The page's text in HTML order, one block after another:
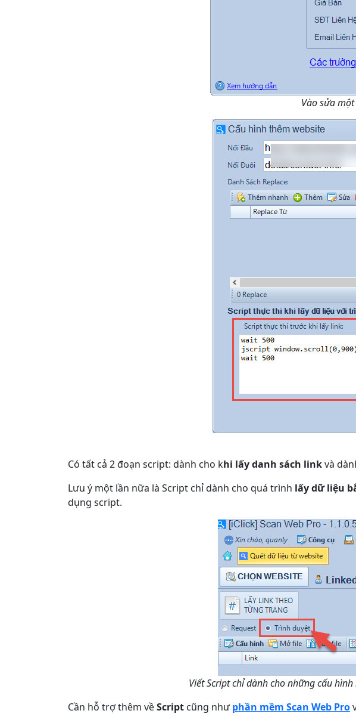
Vào sửa
Có tất cả 2 đoạn script: dành cho khi lấy danh sách linkvà
Lưu ý một lần nữa là Script chỉ dành cho quá trình lấy dữ liệu
dụng script.
Viết Script chỉ dành cho những cấu
Cần hỗ trợ thêm vềScript cũng nhưphần mềm Scan Web Pro